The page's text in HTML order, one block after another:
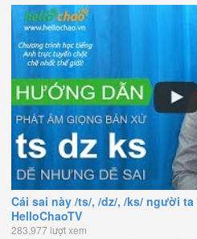
thế giới.
Cái sai này /ts/, /dz/, /ks/ người
HelloChaoTV
283,977 lượt xem